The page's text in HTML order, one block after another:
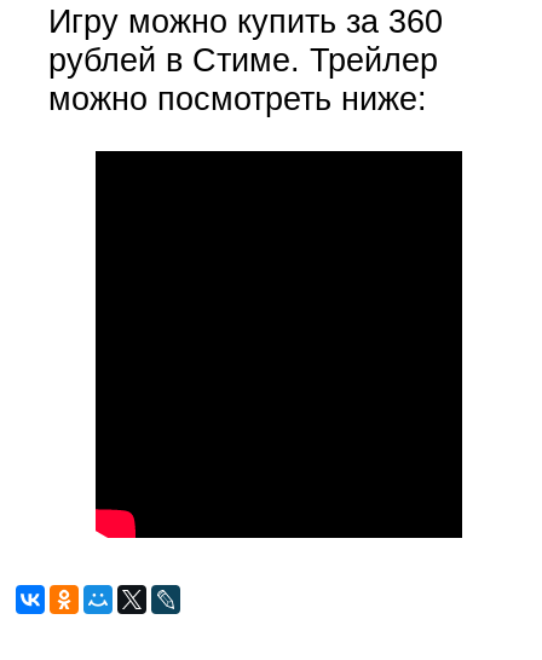
Игру можно купить за 360
рублей в Стиме. Трейлер
можно посмотреть ниже: